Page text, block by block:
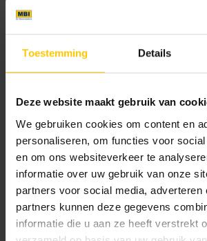
Toestemming Details
Deze website maakt gebruik van
We gebruiken cookies om content en
personaliseren, om functies voor
en om ons websiteverkeer te
informatie over uw gebruik van onze
partners voor social media, adverteren
partners kunnen deze gegevens
informatie die u aan ze heeft verstrekt
Nieuw-Lekkerland
Productie GeoCeramica® en tegels